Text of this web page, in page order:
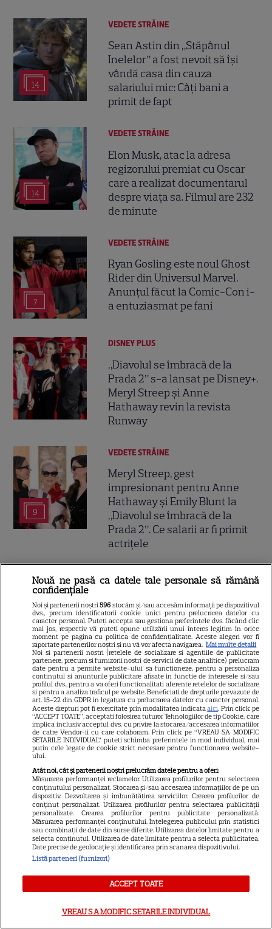
14
VEDETE STRĂINE
Sean Astin din „Stăpânul
Inelelor” a fost nevoit să își
vândă casa din cauza
salariului mic: Câți bani a
primit de fapt
14
VEDETE STRĂINE
Elon Musk, atac la adresa
regizorului premiat cu Oscar
care a realizat documentarul
despre viața sa. Filmul are 232
de minute
7
VEDETE STRĂINE
Ryan Gosling este noul Ghost
Rider din Universul Marvel.
Anunțul făcut la Comic-Con i-
a entuziasmat pe fani
DISNEY PLUS
„Diavolul se îmbracă de la
Prada 2” s-a lansat pe Disney+.
Meryl Streep și Anne
Hathaway revin la revista
Runway
9
VEDETE STRĂINE
Meryl Streep, gest
impresionant pentru Anne
Hathaway și Emily Blunt la
„Diavolul se îmbracă de la
Prada 2”. Ce salarii ar fi primit
actrițele
13
VEDETE STRĂINE
pentru noul său film! Ce
promisiune a făcut actorul
după momentele virale în care
a făcut senzație prin dans
13
SKYSHOWTIME
Scarlett Johansson și Kristin
Scott Thomas, din nou mamă
și fiică pe ecran în „My
Mother's Wedding”. Când
9
PRIME VIDEO
Jamie Campbell Bower, starul
din „Stranger Things”, intră în
universul „Stăpânul Inelelor”.
Ce rol legendar va interpreta în
Nouă ne pasă ca datele tale personale să rămână
confidențiale
Noi și partenerii noștri596 stocăm și/sau accesăm informații pe dispozitivul
dvs., precum identificatorii cookie unici pentru prelucrarea datelor cu
caracter personal. Puteți accepta sau gestiona preferințele dvs. făcând clic
mai jos, respectiv vă puteți opune utilizării unui interes legitim în orice
moment pe pagina cu politica de confidențialitate. Aceste alegeri vor fi
raportate partenerilor noștri și nu vă vor afecta navigarea. Mai multe detalii
Noi si partenerii nostri (retelele de socializare si agentiile de publicitate
partenere, precum si furnizorii nostri de servicii de date analitice) prelucram
date pentru a permite website-ului sa functioneze, pentru a personaliza
continutul si anunturile publicitare afisate in functie de interesele si/sau
profilul dvs., pentru a va oferi functionalitati aferente retelelor de socializare
si pentru a analiza traficul pe website. Beneficiati de drepturile prevazute de
art. 15-22 din GDPR in legatura cu prelucrarea datelor cu caracter personal.
Aceste drepturi pot fi exercitate prin modalitatea indicataaici. Prin click pe
“ACCEPT TOATE”, acceptati folosirea tuturor Tehnologiilor de tip Cookie, care
implica inclusiv acceptul dvs. cu privire la stocarea/accesarea informatiilor
de catre Vendor-ii cu care colaboram. Prin click pe “VREAU SA MODIFIC
SETARILE INDIVIDUAL” puteti schimba preferintele in mod individual, mai
putin cele legate de cookie strict necesare pentru functionarea website-
ului.
Atât noi, cât și partenerii noștri prelucrăm datele pentru a oferi:
Măsurarea performanței reclamelor. Utilizarea profilurilor pentru selectarea
conținutului personalizat. Stocarea și/sau accesarea informațiilor de pe un
dispozitiv. Dezvoltarea și îmbunătățirea serviciilor. Crearea profilurilor de
conținut personalizat. Utilizarea profilurilor pentru selectarea publicității
personalizate. Crearea profilurilor pentru publicitate personalizată.
Măsurarea performanței conținutului. Înțelegerea publicului prin statistici
sau combinații de date din surse diferite. Utilizarea datelor limitate pentru a
selecta conținutul. Utilizarea de date limitate pentru a selecta publicitatea.
Date precise de geolocație și identificarea prin scanarea dispozitivului.
Listă parteneri (furnizori)
ACCEPT TOATE
VREAU SA MODIFIC SETARILE INDIVIDUAL